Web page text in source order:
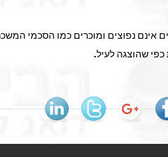
נפוצים ומוכרים כמו הסכמי
שהוצגה לעיל.